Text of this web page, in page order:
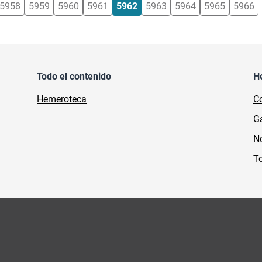
5959 5960 5961 5962 5963 5964 5965 5966
Todo el contenido
Hemeroteca